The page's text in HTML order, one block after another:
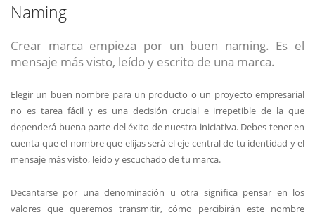
Naming
Crear marca empieza por un buen naming. Es el
mensaje más visto, leído y escrito de una marca.
Elegir un buen nombre para un producto o un proyecto empresarial
no es tarea fácil y es una decisión crucial e irrepetible de la que
dependerá buena parte del éxito de nuestra iniciativa. Debes tener en
cuenta que el nombre que elijas será el eje central de tu identidad y el
mensaje más visto, leído y escuchado de tu marca.
Decantarse por una denominación u otra significa pensar en los
valores que queremos transmitir, cómo percibirán este nombre